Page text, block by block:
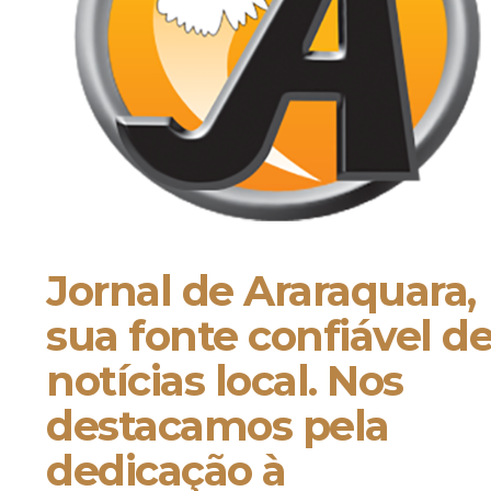
Jornal de Araraquara,
sua fonte confiável
notícias local. Nos
destacamos pela
dedicação à